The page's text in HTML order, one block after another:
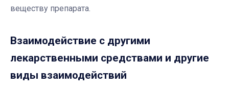
веществу препарата.
Взаимодействие с другими
лекарственными средствами и другие
виды взаимодействий